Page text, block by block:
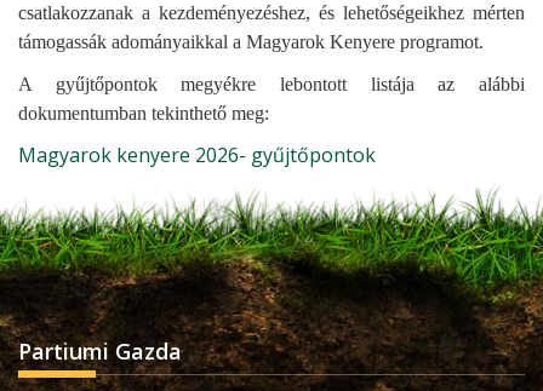
csatlakozzanak a kezdeményezéshez, és lehetőségeikhez mérten
támogassák adományaikkal a Magyarok Kenyere programot.
A gyűjtőpontok megyékre lebontott listája az alábbi
dokumentumban tekinthető meg:
Magyarok kenyere 2026- gyűjtőpontok
Partiumi Gazda